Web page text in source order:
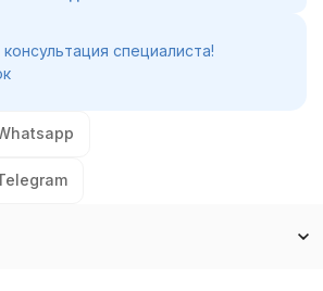
консультация специалиста!